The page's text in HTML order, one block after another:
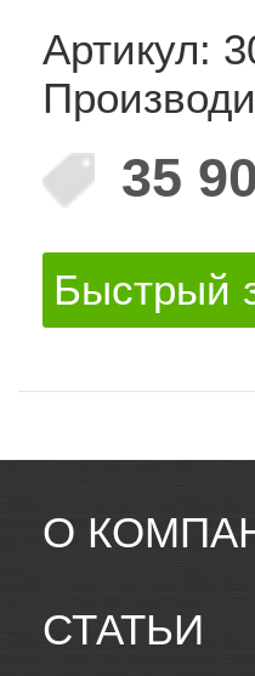
Артикул:
35
Быстрый
О
СТАТЬИ